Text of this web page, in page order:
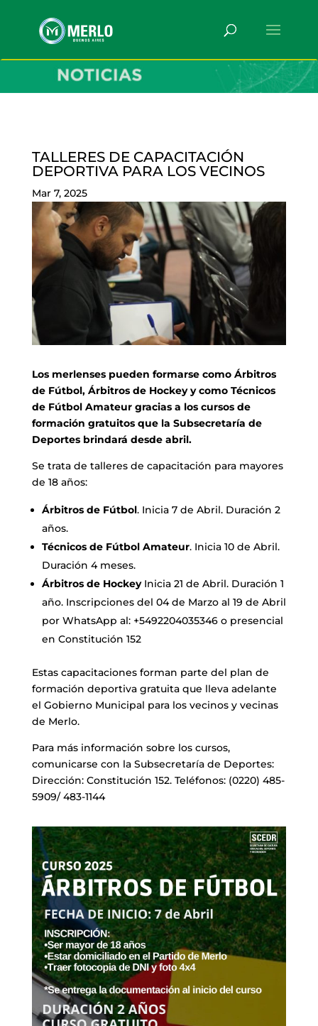
TALLERES DE CAPACITACIÓN
DEPORTIVA PARA LOS VECINOS
Mar 7, 2025
Los merlenses pueden formarse como Árbitros
de Fútbol, Árbitros de Hockey y como Técnicos
de Fútbol Amateur gracias a los cursos de
formación gratuitos que la Subsecretaría de
Deportes brindará desde abril.
Se trata de talleres de capacitación para mayores
de 18 años:
Árbitros de Fútbol. Inicia 7 de Abril. Duración 2
años.
Técnicos de Fútbol Amateur. Inicia 10 de Abril.
Duración 4 meses.
Árbitros de HockeyInicia 21 de Abril. Duración 1
año. Inscripciones del 04 de Marzo al 19 de Abril
por WhatsApp al: +5492204035346 o presencial
en Constitución 152
Estas capacitaciones forman parte del plan de
formación deportiva gratuita que lleva adelante
el Gobierno Municipal para los vecinos y vecinas
de Merlo.
Para más información sobre los cursos,
comunicarse con la Subsecretaría de Deportes:
Dirección: Constitución 152. Teléfonos: (0220) 485-
5909/ 483-1144